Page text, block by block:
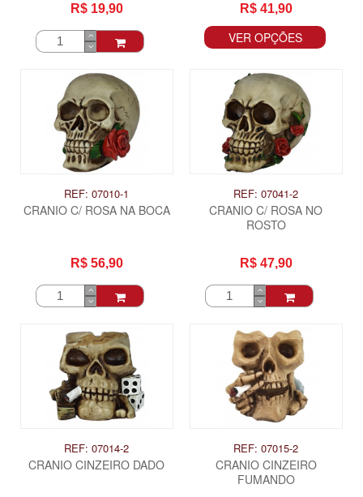
R$ 19,90 R$ 41,90
VER OPÇÕES
REF: 07010-1
CRANIO C/ ROSA NA BOCA
R$ 56,90
REF: 07041-2
CRANIO C/ ROSA NO
ROSTO
R$ 47,90
REF: 07014-2
CRANIO CINZEIRO DADO
REF: 07015-2
CRANIO CINZEIRO
FUMANDO